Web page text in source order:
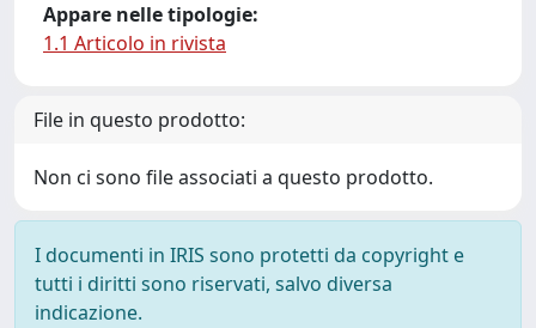
Appare nelle tipologie:
1.1 Articolo in rivista
File in questo prodotto:
Non ci sono file associati a questo prodotto.
I documenti in IRIS sono protetti da copyright e
tutti i diritti sono riservati, salvo diversa
indicazione.